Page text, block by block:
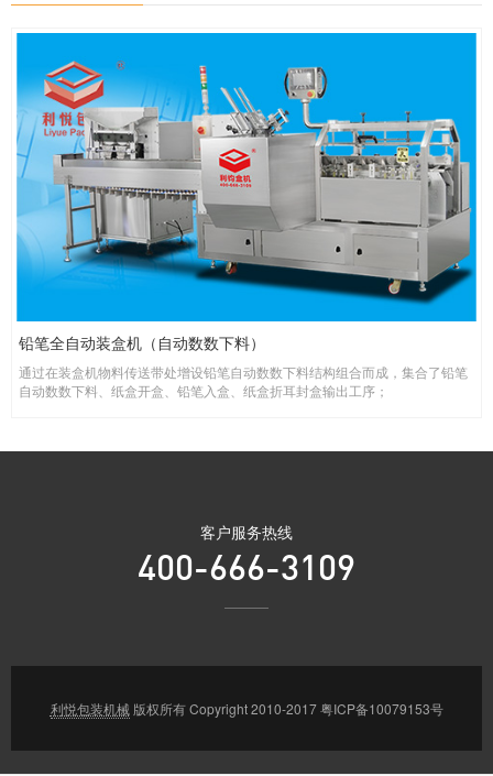
铅笔全自动装盒机（自动数数下料）
通过在装盒机物料传送带处增设铅笔自动数数下料结构组合而成，集合了铅笔
自动数数下料、纸盒开盒、铅笔入盒、纸盒折耳封盒输出工序；
客户服务热线
400-666-3109
利悦包装机械 版权所有 Copyright 2010-2017粤ICP备10079153号